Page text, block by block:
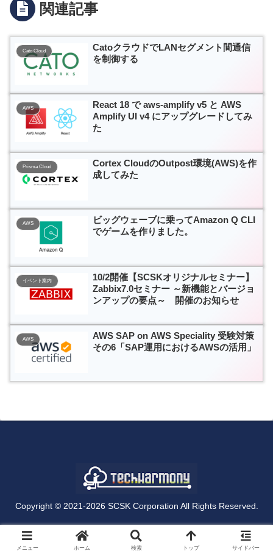
関連記事
Cato Cloud
CatoクラウドでLANセグメント間通信
を制御する
AWS
React 18 で aws-amplify v5 と AWS
Amplify UI v4 にアップグレードしてみ
た
Prisma Cloud
Cortex CloudのOutpost環境(AWS)を作
成してみた
AWS
ビッグウェーブに乗ってAmazon Q CLI
でゲームを作りました。
イベント案内
10/2開催【SCSKオリジナルセミナー】
Zabbix7.0セミナー ～新機能とバージョ
ンアップの要点～ 開催のお知らせ
AWS
AWS SAP on AWS Speciality 受験対策
その6「SAP運用におけるAWSの活用」
Copyright © 2021-2026 SCSK Corporation All Rights Reserved.
メニュー ホーム 検索 トップ サイドバー